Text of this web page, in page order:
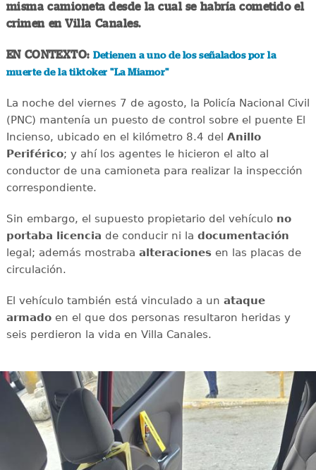
misma camioneta desde la cual se habría cometido el
crimen en Villa Canales.
EN CONTEXTO: Detienen a uno de los señalados por la
muerte de la tiktoker "La Miamor"
La noche del viernes 7 de agosto, la Policía Nacional Civil
(PNC) mantenía un puesto de control sobre el puente El
Incienso, ubicado en el kilómetro 8.4 del Anillo
Periférico; y ahí los agentes le hicieron el alto al
conductor de una camioneta para realizar la inspección
correspondiente.
Sin embargo, el supuesto propietario del vehículono
portaba licencia de conducir ni la documentación
legal; además mostraba alteracionesen las placas de
circulación.
El vehículo también está vinculado a un ataque
armado en el que dos personas resultaron heridas y
seis perdieron la vida en Villa Canales.